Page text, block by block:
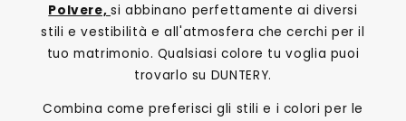
Polvere, si abbinano perfettamente ai diversi
stili e vestibilità e all'atmosfera che cerchi per il
tuo matrimonio. Qualsiasi colore tu voglia puoi
trovarlo su DUNTERY.
Combina come preferisci gli stili e i colori per le